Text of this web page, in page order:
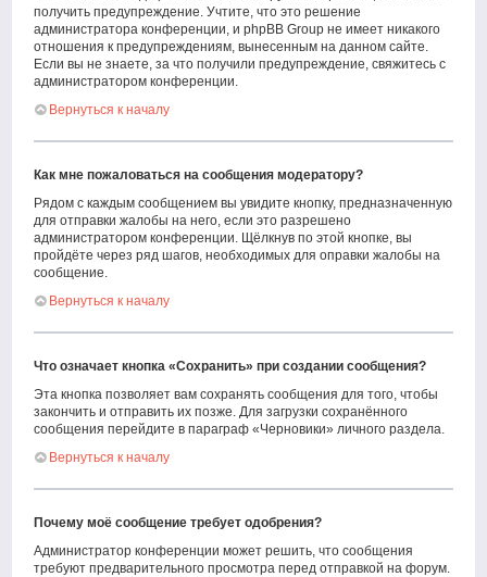
получить предупреждение. Учтите, что это решение
администратора конференции, и phpBB Group не имеет никакого
отношения к предупреждениям, вынесенным на данном сайте.
Если вы не знаете, за что получили предупреждение, свяжитесь с
администратором конференции.
Вернуться к началу
Как мне пожаловаться на сообщения модератору?
Рядом с каждым сообщением вы увидите кнопку, предназначенную
для отправки жалобы на него, если это разрешено
администратором конференции. Щёлкнув по этой кнопке, вы
пройдёте через ряд шагов, необходимых для оправки жалобы на
сообщение.
Вернуться к началу
Что означает кнопка «Сохранить» при создании сообщения?
Эта кнопка позволяет вам сохранять сообщения для того, чтобы
закончить и отправить их позже. Для загрузки сохранённого
сообщения перейдите в параграф «Черновики» личного раздела.
Вернуться к началу
Почему моё сообщение требует одобрения?
Администратор конференции может решить, что сообщения
требуют предварительного просмотра перед отправкой на форум.